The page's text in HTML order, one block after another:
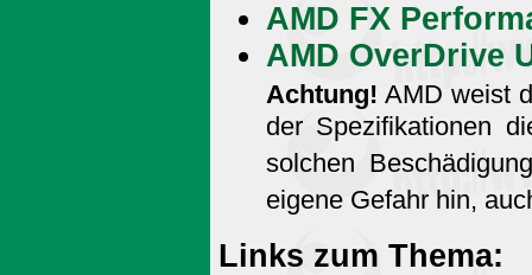
AMD FX
AMD OverDrive
Achtung! AMD weist
der Spezifikationen
solchen
eigene Gefahr hin,
Links zum Thema: